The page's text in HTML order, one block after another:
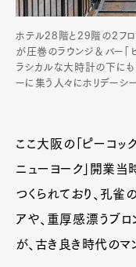
ホテル28階と29階の2フロ
が圧巻のラウンジ＆バー「
ラシカルな大時計の下にも
ーに集う人々にホリデーシ
ここ大阪の「ピーコック
ニューヨーク」開業当
つくられており、孔
アや、重厚感漂うブロ
が、古き良き時代のマ